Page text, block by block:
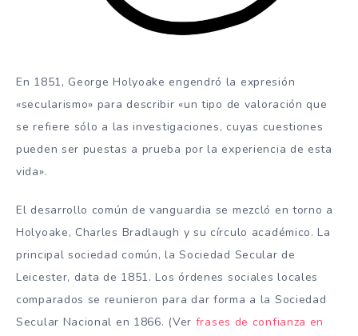
En 1851, George Holyoake engendró la expresión
«secularismo» para describir «un tipo de valoración que
se refiere sólo a las investigaciones, cuyas cuestiones
pueden ser puestas a prueba por la experiencia de esta
vida».
El desarrollo común de vanguardia se mezcló en torno a
Holyoake, Charles Bradlaugh y su círculo académico. La
principal sociedad común, la Sociedad Secular de
Leicester, data de 1851. Los órdenes sociales locales
comparados se reunieron para dar forma a la Sociedad
Secular Nacional en 1866. (Ver frases de confianza en